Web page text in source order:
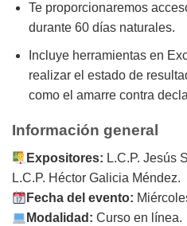
Te proporcionaremos
durante 60 días naturales.
Incluye herramientas en
realizar el estado de
como el amarre contra
Información general
Expositores: L.C.P. Jesús
L.C.P. Héctor Galicia Méndez.
Fecha del evento:
Modalidad: Curso en línea.